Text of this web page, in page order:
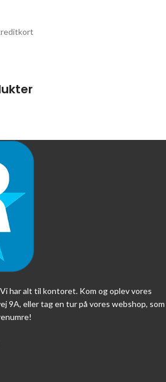
har alt til kontoret. Kom og oplev vores
9A, eller tag en tur på vores webshop, som